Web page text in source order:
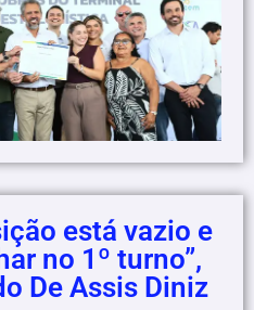
está vazio e
no 1º turno”,
De Assis Diniz